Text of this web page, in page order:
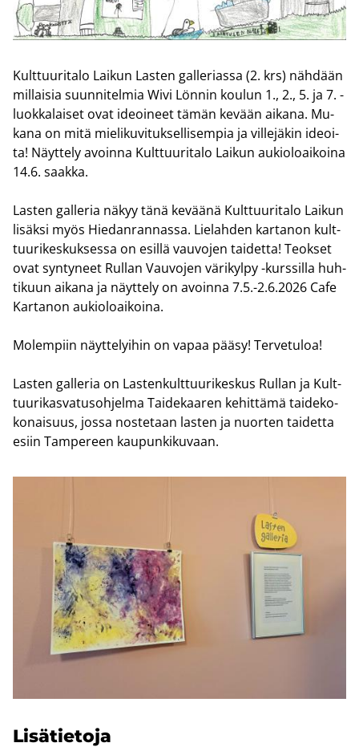
Kult­tuu­ri­ta­lo Lai­kun Las­ten gal­le­rias­sa (2. krs) näh­dään
mil­lai­sia suun­ni­tel­mia Wivi Lön­nin kou­lun 1., 2., 5. ja 7. -​
luokkalaiset ovat ideoi­neet tämän ke­vään ai­ka­na. Mu­
ka­na on mitä mie­li­ku­vi­tuk­sel­li­sem­pia ja vil­le­jä­kin ideoi­
ta! Näyt­te­ly avoin­na Kult­tuu­ri­ta­lo Lai­kun au­kio­loai­koi­na
14.6. saak­ka.
Las­ten gal­le­ria näkyy tänä ke­vää­nä Kult­tuu­ri­ta­lo Lai­kun
li­säk­si myös Hie­dan­ran­nas­sa. Lie­lah­den kar­ta­non kult­
tuu­ri­kes­kuk­ses­sa on esil­lä vau­vo­jen tai­det­ta! Teok­set
ovat syn­ty­neet Rul­lan Vau­vo­jen vä­ri­kyl­py -​kurssilla huh­
ti­kuun ai­ka­na ja näyt­te­ly on avoin­na 7.5.-2.6.2026 Cafe
Kar­ta­non au­kio­loai­koi­na.
Mo­lem­piin näyt­te­lyi­hin on vapaa pääsy! Ter­ve­tu­loa!
Las­ten gal­le­ria on Las­ten­kult­tuu­ri­kes­kus Rul­lan ja Kult­
tuu­ri­kas­va­tus­oh­jel­ma Tai­de­kaa­ren ke­hit­tä­mä tai­de­ko­
ko­nai­suus, jossa nos­te­taan las­ten ja nuor­ten tai­det­ta
esiin Tam­pe­reen kau­pun­ki­ku­vaan.
Li­sä­tie­to­ja